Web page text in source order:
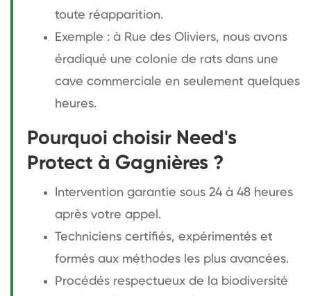
toute réapparition.
Exemple : à Rue des Oliviers, nous avons
éradiqué une colonie de rats dans une
cave commerciale en seulement quelques
heures.
Pourquoi choisir Need's
Protect à Gagnières ?
Intervention garantie sous 24 à 48 heures
après votre appel.
Techniciens certifiés, expérimentés et
formés aux méthodes les plus avancées.
Procédés respectueux de la biodiversité